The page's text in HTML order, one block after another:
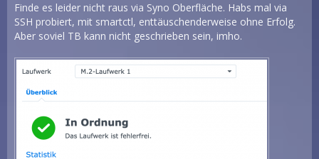
Finde es leider nicht raus via Syno Oberfläche. Habs mal via
SSH probiert, mit smartctl, enttäuschenderweise ohne Erfolg.
Aber soviel TB kann nicht geschrieben sein, imho.